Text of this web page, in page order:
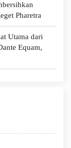
Pharetra
Utama dari
Equam,